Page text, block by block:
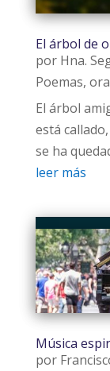
El árbol de
por Hna.
Poemas,
El árbol
está
se ha
leer más
Música
por